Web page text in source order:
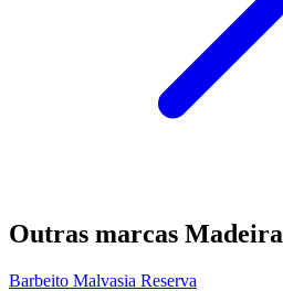
Outras marcas Madeira
Barbeito Malvasia Reserva